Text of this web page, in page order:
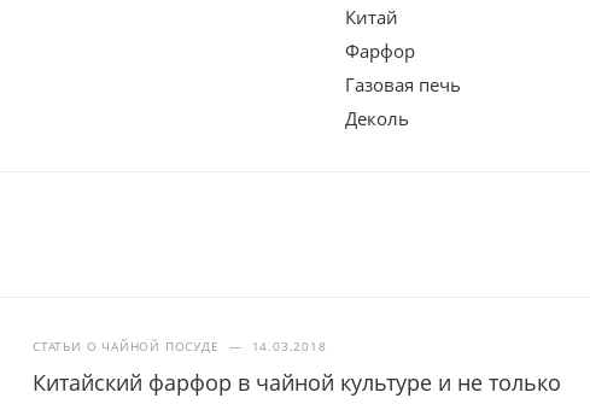
Китай
Фарфор
Газовая печь
Деколь
СТАТЬИ О ЧАЙНОЙ ПОСУДЕ — 14.03.2018
Китайский фарфор в чайной культуре и не только